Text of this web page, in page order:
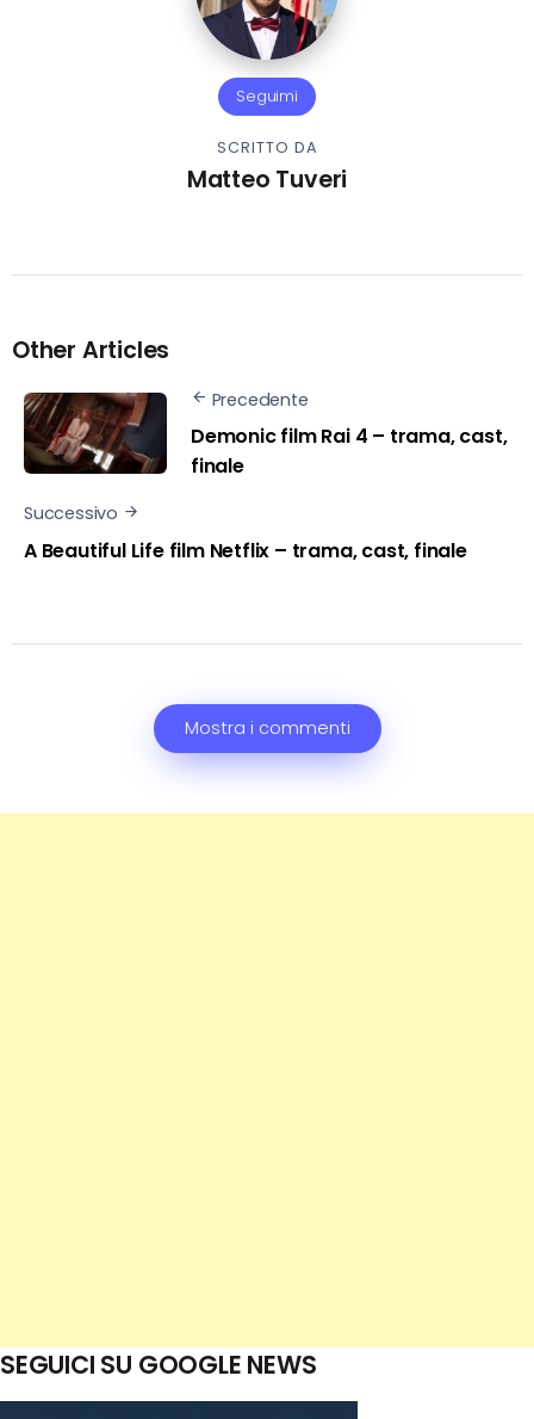
Seguimi
SCRITTO DA
Matteo Tuveri
Other Articles
Precedente
Demonic film Rai 4 – trama, cast,
finale
Successivo
A Beautiful Life film Netflix – trama, cast, finale
Mostra i commenti
SEGUICI SU GOOGLE NEWS